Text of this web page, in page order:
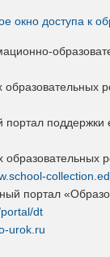
окно доступа к
поддержки
образовательных
портал
dt
urok.ru